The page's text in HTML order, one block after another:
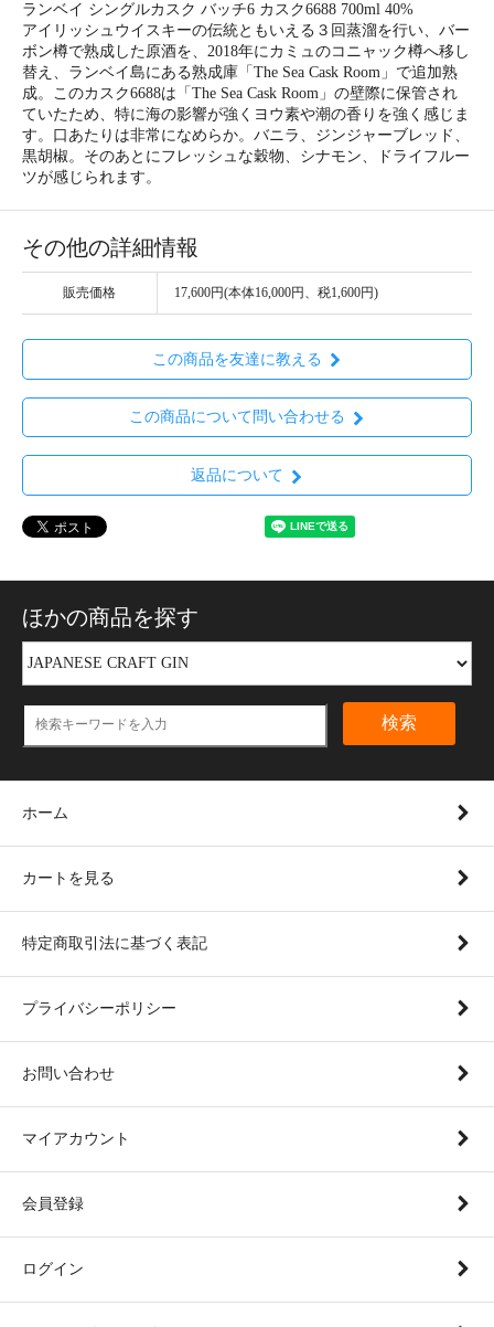
ランベイ シングルカスク バッチ6 カスク6688 700ml 40%
アイリッシュウイスキーの伝統ともいえる３回蒸溜を行い、バー
ボン樽で熟成した原酒を、2018年にカミュのコニャック樽へ移し
替え、ランベイ島にある熟成庫「The Sea Cask Room」で追加熟
成。このカスク6688は「The Sea Cask Room」の壁際に保管され
ていたため、特に海の影響が強くヨウ素や潮の香りを強く感じま
す。口あたりは非常になめらか。バニラ、ジンジャーブレッド、
黒胡椒。そのあとにフレッシュな穀物、シナモン、ドライフルー
ツが感じられます。
その他の詳細情報
販売価格 17,600円(本体16,000円、税1,600円)
この商品を友達に教える
この商品について問い合わせる
返品について
ほかの商品を探す
検索
ホーム
カートを見る
特定商取引法に基づく表記
プライバシーポリシー
お問い合わせ
マイアカウント
会員登録
ログイン